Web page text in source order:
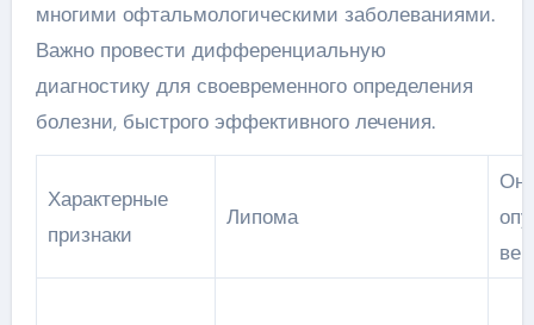
многими офтальмологическими заболеваниями.
Важно провести дифференциальную
диагностику для своевременного определения
болезни, быстрого эффективного лечения.
Характерные
признаки
Липома